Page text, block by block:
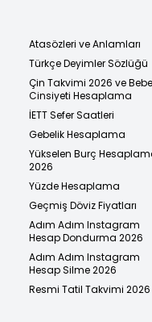
Atasözleri ve Anlamları
Türkçe Deyimler Sözlüğü
Çin Takvimi 2026 ve
Cinsiyeti Hesaplama
İETT Sefer Saatleri
Gebelik Hesaplama
Yükselen Burç
2026
Yüzde Hesaplama
Geçmiş Döviz Fiyatları
Adım Adım Instagram
Hesap Dondurma 2026
Adım Adım Instagram
Hesap Silme 2026
Resmi Tatil Takvimi 2026